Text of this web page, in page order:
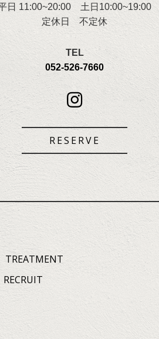
日 11:00~20:00 土日10:00~19:00
定休日 不定休
TEL
052-526-7660
RESERVE
TREATMENT
RECRUIT